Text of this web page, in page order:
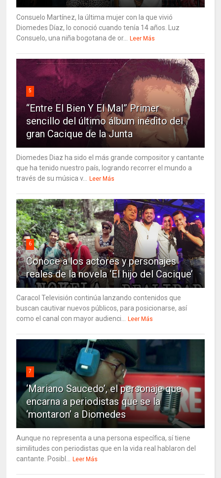
Consuelo Martínez, la última mujer con la que vivió
Diomedes Díaz, lo conoció cuando tenía 14 años. Luz
Consuelo, una niña bogotana de or...
Leer Más
5
“Entre El Bien Y El Mal” Primer
sencillo del último álbum inédito del
gran Cacique de la Junta
Diomedes Diaz ha sido el más grande compositor y cantante
que ha tenido nuestro país, logrando recorrer el mundo a
través de su música v...
Leer Más
6
Conoce a los actores y personajes
reales de la novela ‘El hijo del Cacique’
Caracol Televisión continúa lanzando contenidos que
buscan cautivar nuevos públicos, para posicionarse, así
como el canal con mayor audienci...
Leer Más
7
‘Mariano Saucedo’, el personaje que
encarna a periodistas que se la
‘montaron’ a Diomedes
Aunque no representa a una persona específica, sí tiene
similitudes con periodistas que en la vida real hablaron del
cantante. Posibl...
Leer Más